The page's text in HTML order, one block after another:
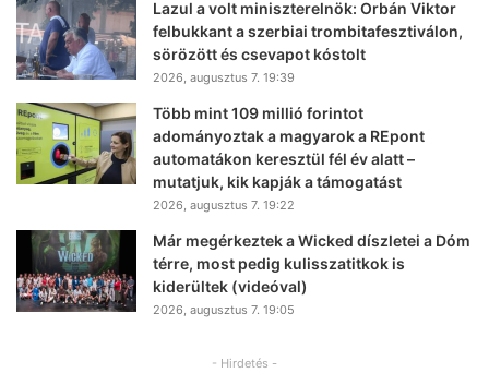
Lazul a volt miniszterelnök: Orbán Viktor
felbukkant a szerbiai trombitafesztiválon,
sörözött és csevapot kóstolt
2026, augusztus 7. 19:39
Több mint 109 millió forintot
adományoztak a magyarok a REpont
automatákon keresztül fél év alatt –
mutatjuk, kik kapják a támogatást
2026, augusztus 7. 19:22
Már megérkeztek a Wicked díszletei a Dóm
térre, most pedig kulisszatitkok is
kiderültek (videóval)
2026, augusztus 7. 19:05
- Hirdetés -